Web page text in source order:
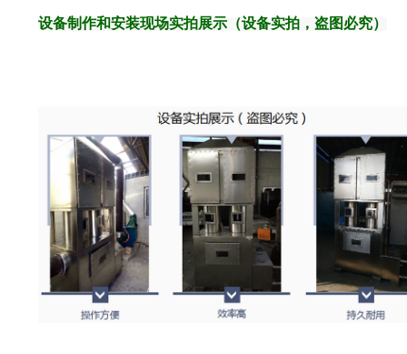
设备制作和安装现场实拍展示（设备实拍，盗图必究）